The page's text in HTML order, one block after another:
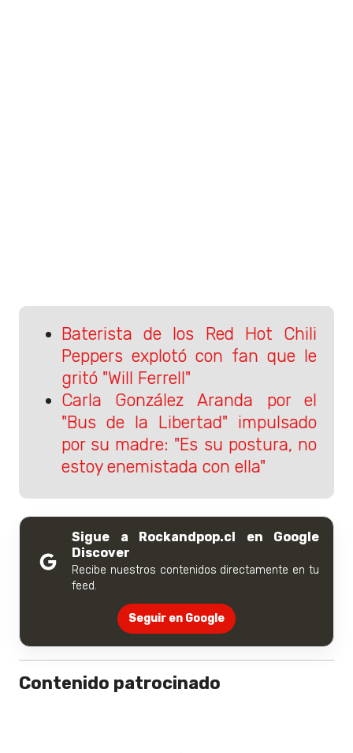
Baterista de los Red Hot Chili
Peppers explotó con fan que le
gritó "Will Ferrell"
Carla González Aranda por el
"Bus de la Libertad" impulsado
por su madre: "Es su postura, no
estoy enemistada con ella"
Sigue a Rockandpop.cl en Google
Discover
Recibe nuestros contenidos directamente en tu
feed.
Seguir en Google
Contenido patrocinado